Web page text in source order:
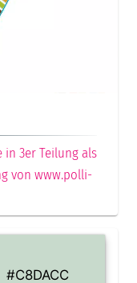
3er Teilung als
von www.polli-
#C8DACC